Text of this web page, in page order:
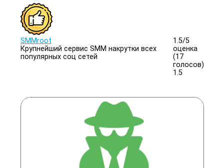
SMMroot
Крупнейший сервис SMM накрутки всех
популярных соц сетей
1.5/5
оценка
(17
голосов)
1.5